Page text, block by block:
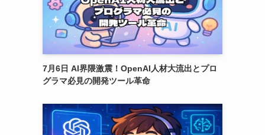
7月6日 AI界隈激震！OpenAI人材大流出とプロ
グラマ必見の開発ツール革命